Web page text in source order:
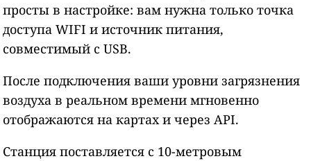
просты в настройке: вам нужна только точка
доступа WIFI и источник питания,
совместимый с USB.
После подключения ваши уровни загрязнения
воздуха в реальном времени мгновенно
отображаются на картах и через API.
Станция поставляется с 10-метровым